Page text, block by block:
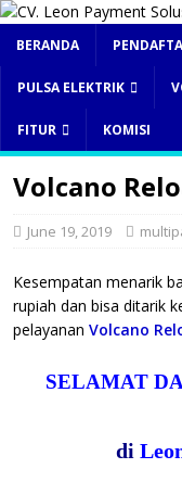
BERANDA
PULSA ELEKTRIK
FITUR KOMISI
Volcano
June 19, 2019
Kesempatan menarik
rupiah dan bisa ditarik
pelayanan Volcano
SELAMAT
di